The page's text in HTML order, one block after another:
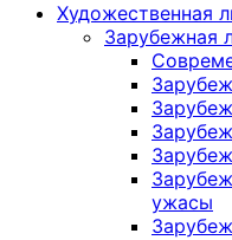
Художественная
Зарубежная
ужасы